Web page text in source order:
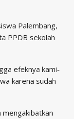
Palembang,
PPDB sekolah
efeknya kami-
karena sudah